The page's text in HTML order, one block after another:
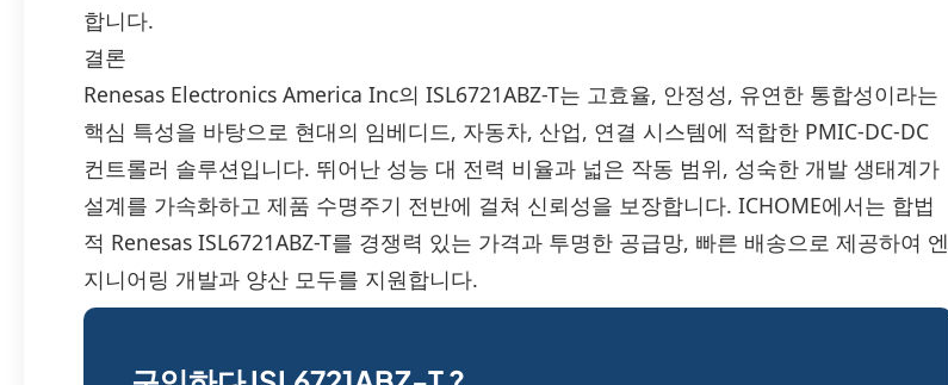
합니다.
결론
Renesas Electronics America Inc의 ISL6721ABZ-T는 고효율, 안정성, 유연한 통합성이라는
핵심 특성을 바탕으로 현대의 임베디드, 자동차, 산업, 연결 시스템에 적합한 PMIC-DC-DC
컨트롤러 솔루션입니다. 뛰어난 성능 대 전력 비율과 넓은 작동 범위, 성숙한 개발 생태계가
설계를 가속화하고 제품 수명주기 전반에 걸쳐 신뢰성을 보장합니다. ICHOME에서는 합법
적 Renesas ISL6721ABZ-T를 경쟁력 있는 가격과 투명한 공급망, 빠른 배송으로 제공하여 엔
지니어링 개발과 양산 모두를 지원합니다.